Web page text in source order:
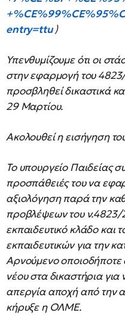
entry=ttu)
Υπενθυμίζουμε ότι οι
στην εφαρμογή του
προσβληθεί δικαστικά
29 Μαρτίου.
Ακολουθεί η εισήγηση
Το υπουργείο Παιδείας
προσπάθειές του να
αξιολόγηση παρά την
προβλέψεων του ν.4823/
εκπαιδευτικό κλάδο και
εκπαιδευτικών για την
Αρνούμενο
νέου στα δικαστήρια
απεργία αποχή από την
κήρυξε η ΟΛΜΕ.